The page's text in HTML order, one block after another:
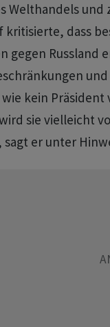
Welthandels
kritisierte, dass
gegen Russland
kein Präsident
sie vielleicht
sagt er unter